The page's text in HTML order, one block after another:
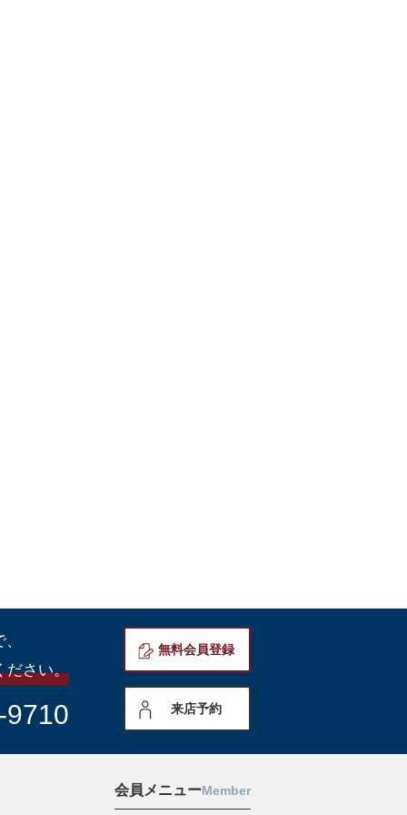
ださい。
9710
無料会員登録
来店予約
会員メニューMember